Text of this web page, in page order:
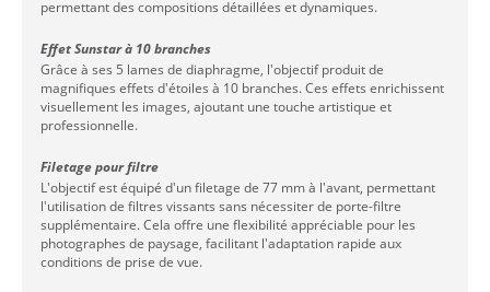
permettant des compositions détaillées et dynamiques.
Effet Sunstar à 10 branches
Grâce à ses 5 lames de diaphragme, l'objectif produit de
magnifiques effets d'étoiles à 10 branches. Ces effets enrichissent
visuellement les images, ajoutant une touche artistique et
professionnelle.
Filetage pour filtre
L'objectif est équipé d'un filetage de 77 mm à l'avant, permettant
l'utilisation de filtres vissants sans nécessiter de porte-filtre
supplémentaire. Cela offre une flexibilité appréciable pour les
photographes de paysage, facilitant l'adaptation rapide aux
conditions de prise de vue.